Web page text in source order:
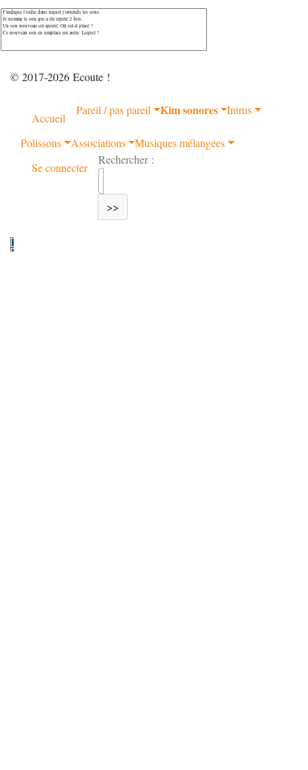
© 2017-2026 Ecoute !
Accueil
Pareil / pas pareil Kim sonores Intrus
Polissons Associations
Musiques mélangées
Se connecter
Rechercher :
>>